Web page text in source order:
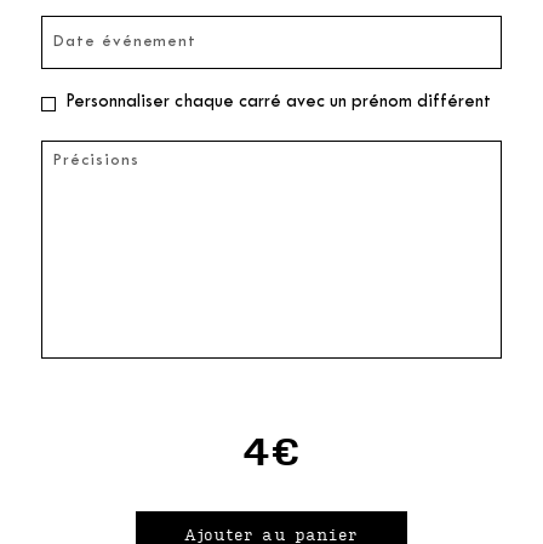
Personnaliser chaque carré avec un prénom différent
4€